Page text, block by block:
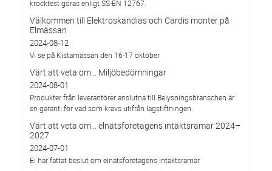
krocktest göras enligt SS-EN 12767.
Välkommen till Elektroskandias och Cardis monter på
Elmässan
2024-08-12
Vi se på Kistamässan den 16-17 oktober.
Värt att veta om... Miljöbedömningar
2024-08-01
Produkter från leverantörer anslutna till Belysningsbranschen är
en garanti för vad som krävs utifrån lagstiftningen.
Värt att veta om… elnätsföretagens intäktsramar 2024–
2027
2024-07-01
Ei har fattat beslut om elnätsföretagens intäktsramar